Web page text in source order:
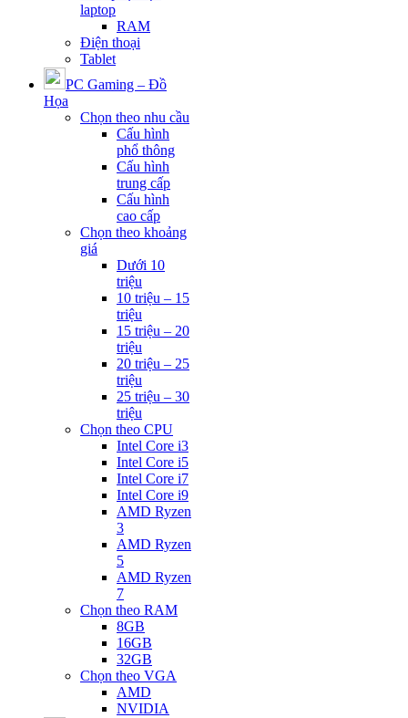
laptop
RAM
Điện thoại
Tablet
PC Gaming – Đồ
Họa
Chọn theo nhu cầu
Cấu hình
phổ thông
Cấu hình
trung cấp
Cấu hình
cao cấp
Chọn theo khoảng
giá
Dưới 10
triệu
10 triệu – 15
triệu
15 triệu – 20
triệu
20 triệu – 25
triệu
25 triệu – 30
triệu
Chọn theo CPU
Intel Core i3
Intel Core i5
Intel Core i7
Intel Core i9
AMD Ryzen
3
AMD Ryzen
5
AMD Ryzen
7
Chọn theo RAM
8GB
16GB
32GB
Chọn theo VGA
AMD
NVIDIA